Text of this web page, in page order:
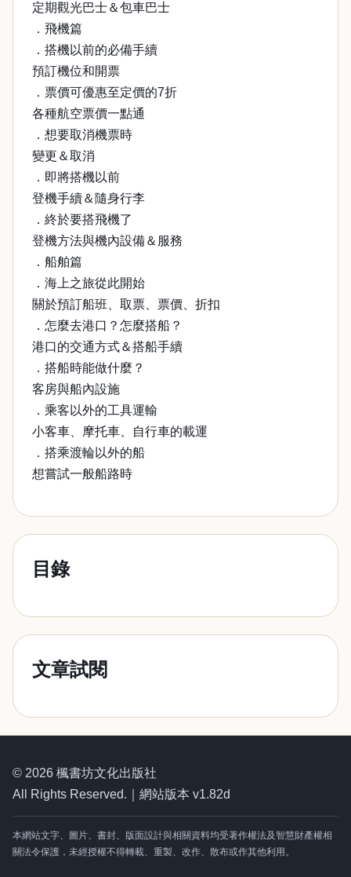
定期觀光巴士＆包車巴士
．飛機篇
．搭機以前的必備手續
預訂機位和開票
．票價可優惠至定價的7折
各種航空票價一點通
．想要取消機票時
變更＆取消
．即將搭機以前
登機手續＆隨身行李
．終於要搭飛機了
登機方法與機內設備＆服務
．船舶篇
．海上之旅從此開始
關於預訂船班、取票、票價、折扣
．怎麼去港口？怎麼搭船？
港口的交通方式＆搭船手續
．搭船時能做什麼？
客房與船內設施
．乘客以外的工具運輸
小客車、摩托車、自行車的載運
．搭乘渡輪以外的船
想嘗試一般船路時
目錄
文章試閱
© 2026 楓書坊文化出版社
All Rights Reserved.｜網站版本 v1.82d
本網站文字、圖片、書封、版面設計與相關資料均受著作權法及智慧財產權相
關法令保護，未經授權不得轉載、重製、改作、散布或作其他利用。